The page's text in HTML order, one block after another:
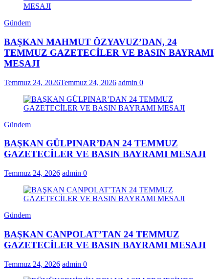
Gündem
BAŞKAN MAHMUT ÖZYAVUZ’DAN, 24
TEMMUZ GAZETECİLER VE BASIN BAYRAMI
MESAJI
Temmuz 24, 2026Temmuz 24, 2026 admin 0
Gündem
BAŞKAN GÜLPINAR’DAN 24 TEMMUZ
GAZETECİLER VE BASIN BAYRAMI MESAJI
Temmuz 24, 2026 admin 0
Gündem
BAŞKAN CANPOLAT’TAN 24 TEMMUZ
GAZETECİLER VE BASIN BAYRAMI MESAJI
Temmuz 24, 2026 admin 0